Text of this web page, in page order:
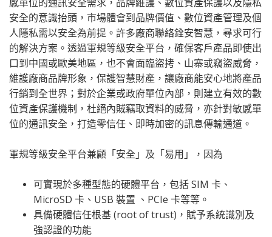
安全的意識抬頭，市場體會到品牌價值、數位資產管理及個
人隱私需以安全為前提。許多廠商聯絡銓安智慧，尋求可行
的解決方案。透過軍規等級安全平台，確保客戶產品即使出
口到中國或歐美地區，也不會面臨盜拷、山寨或竊盜威脅，
維護廠商品牌形象，保護智慧財產，讓廠商能安心地將產品
行銷到全世界；對於企業或政府單位內部，則建立有效的數
位資產保護機制，杜絕內賊竊取資料的威脅，亦針對敏感單
位的通訊安全，打造零信任、即時加密的訊息傳輸通道。
軍規等級安全平台兼顧「安全」及「易用」，因為
可實現於多種型態的硬體平台，包括 SIM 卡、
MicroSD 卡、USB 裝置 、PCIe 卡等等。
具備硬體信任根基 (root of trust)，賦予系統識別及
強認證的功能